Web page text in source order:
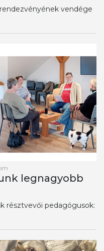
vendége
legnagyobb
résztvevői pedagógusok: